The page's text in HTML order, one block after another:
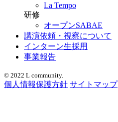
La Tempo
研修
オープンSABAE
講演依頼・視察について
インターン生採用
事業報告
© 2022 L community.
個人情報保護方針 サイトマップ